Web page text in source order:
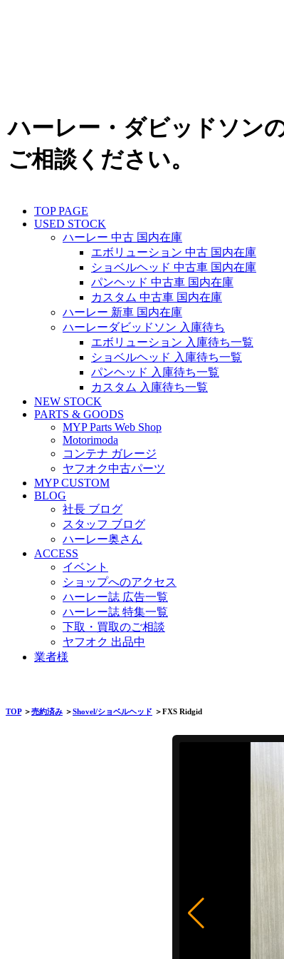
ハーレー・ダビッドソン
ご相談ください。
TOP PAGE
USED STOCK
ハーレー 中古 国内在庫
エボリューション 中古 国内在庫
ショベルヘッド 中古車 国内在庫
パンヘッド 中古車 国内在庫
カスタム 中古車 国内在庫
ハーレー 新車 国内在庫
ハーレーダビッドソン 入庫待ち
エボリューション 入庫待ち一覧
ショベルヘッド 入庫待ち一覧
パンヘッド 入庫待ち一覧
カスタム 入庫待ち一覧
NEW STOCK
PARTS & GOODS
MYP Parts Web Shop
Motorimoda
コンテナ ガレージ
ヤフオク中古パーツ
MYP CUSTOM
BLOG
社長 ブログ
スタッフ ブログ
ハーレー奥さん
ACCESS
イベント
ショップへのアクセス
ハーレー誌 広告一覧
ハーレー誌 特集一覧
下取・買取のご相談
ヤフオク 出品中
業者様
TOP＞売約済み ＞Shovel/ショベルヘッド ＞FXS Ridgid